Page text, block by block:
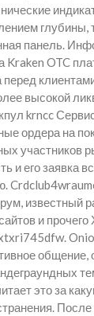
глубины,
панель.
Kraken OTC
высокой
krncc
ордера на
участников
и его заявка
известный
и прочего
общение,
это за